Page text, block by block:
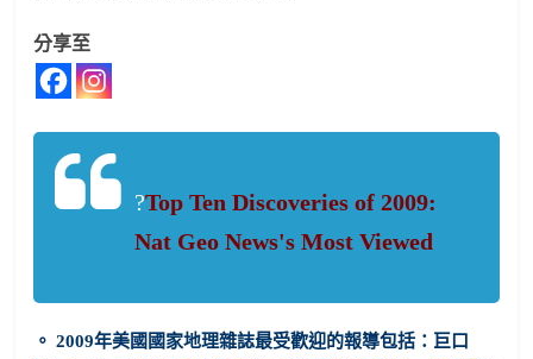
分享至
?Top Ten Discoveries of 2009:
Nat Geo News's Most Viewed
。 2009年美國國家地理雜誌最受歡迎的報導包括：巨口